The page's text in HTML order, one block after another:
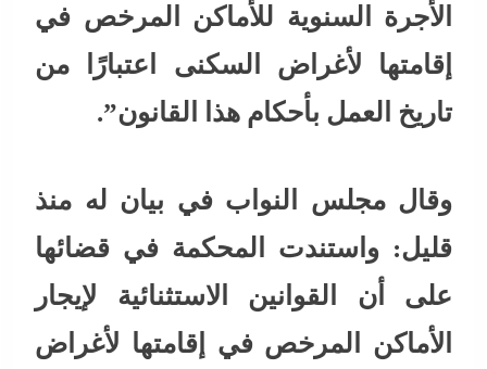
الأجرة السنوية للأماكن المرخص في
إقامتها لأغراض السكنى اعتبارًا من
تاريخ العمل بأحكام هذا القانون”.
وقال مجلس النواب في بيان له منذ
قليل: واستندت المحكمة في قضائها
على أن القوانين الاستثنائية لإيجار
الأماكن المرخص في إقامتها لأغراض